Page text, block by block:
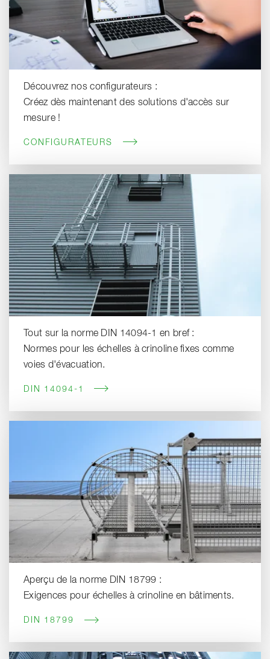
Découvrez nos configurateurs :
Créez dès maintenant des solutions d'accès sur
mesure !
CONFIGURATEURS
Tout sur la norme DIN 14094-1 en bref :
Normes pour les échelles à crinoline fixes comme
voies d'évacuation.
DIN 14094-1
Aperçu de la norme DIN 18799 :
Exigences pour échelles à crinoline en bâtiments.
DIN 18799